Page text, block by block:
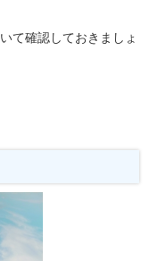
て確認しておきましょ